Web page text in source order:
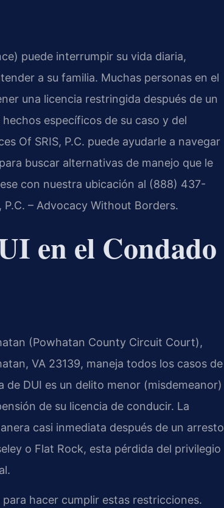
puede interrumpir su vida diaria,
a su familia. Muchas personas en el
una licencia restringida después de un
específicos de su caso y del
Of SRIS, P.C. puede ayudarle a navegar
buscar alternativas de manejo que le
con nuestra ubicación al (888) 437-
– Advocacy Without Borders.
en el Condado
(Powhatan County Circuit Court),
VA 23139, maneja todos los casos de
de DUI es un delito menor (misdemeanor)
de su licencia de conducir. La
casi inmediata después de un arresto
o Flat Rock, esta pérdida del privilegio
hacer cumplir estas restricciones.